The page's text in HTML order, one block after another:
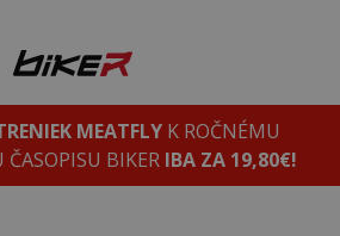
MEATFLYK ROČNÉMU
BIKER IBA ZA 19,80€!